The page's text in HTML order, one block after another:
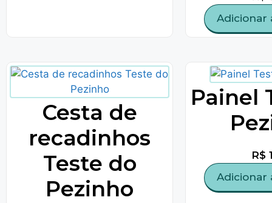
Adicionar
Cesta de
recadinhos
Teste do
Pezinho
Painel
R$
Adicionar